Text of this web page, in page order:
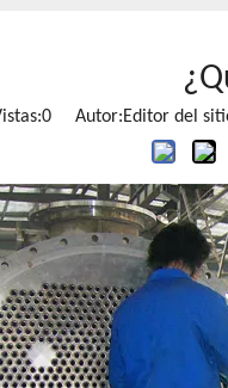
0Autor:Editor del